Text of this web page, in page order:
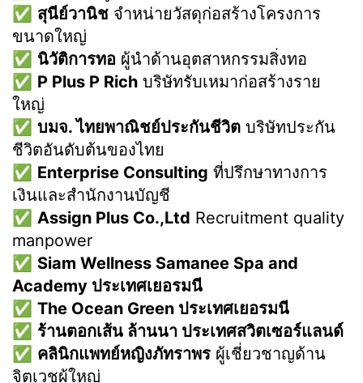
✅ สุนีย์วานิช จำหน่ายวัสดุก่อสร้างโครงการ
ขนาดใหญ่
✅ นิวัติการทอ ผู้นำด้านอุตสาหกรรมสิ่งทอ
✅ P Plus P Rich บริษัทรับเหมาก่อสร้างราย
ใหญ่
✅ บมจ. ไทยพาณิชย์ประกันชีวิต บริษัทประกัน
ชีวิตอันดับต้นของไทย
✅ Enterprise Consulting ที่ปรึกษาทางการ
เงินและสำนักงานบัญชี
✅ Assign Plus Co.,Ltd Recruitment quality
manpower
✅ Siam Wellness Samanee Spa and
Academy ประเทศเยอรมนี
✅ The Ocean Green ประเทศเยอรมนี
✅ ร้านตอกเส้น ล้านนา ประเทศสวิตเซอร์แลนด์
✅ คลินิกแพทย์หญิงภัทราพร ผู้เชี่ยวชาญด้าน
จิตเวชผู้ใหญ่